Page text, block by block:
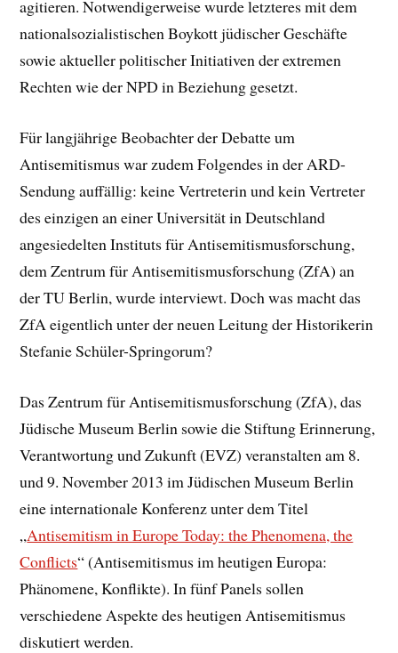
agitieren. Notwendigerweise wurde letzteres mit dem
nationalsozialistischen Boykott jüdischer Geschäfte
sowie aktueller politischer Initiativen der extremen
Rechten wie der NPD in Beziehung gesetzt.
Für langjährige Beobachter der Debatte um
Antisemitismus war zudem Folgendes in der ARD-
Sendung auffällig: keine Vertreterin und kein Vertreter
des einzigen an einer Universität in Deutschland
angesiedelten Instituts für Antisemitismusforschung,
dem Zentrum für Antisemitismusforschung (ZfA) an
der TU Berlin, wurde interviewt. Doch was macht das
ZfA eigentlich unter der neuen Leitung der Historikerin
Stefanie Schüler-Springorum?
Das Zentrum für Antisemitismusforschung (ZfA), das
Jüdische Museum Berlin sowie die Stiftung Erinnerung,
Verantwortung und Zukunft (EVZ) veranstalten am 8.
und 9. November 2013 im Jüdischen Museum Berlin
eine internationale Konferenz unter dem Titel
„Antisemitism in Europe Today: the Phenomena, the
Conflicts“ (Antisemitismus im heutigen Europa:
Phänomene, Konflikte). In fünf Panels sollen
verschiedene Aspekte des heutigen Antisemitismus
diskutiert werden.